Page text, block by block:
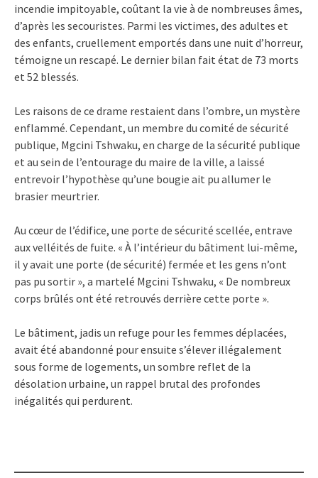
incendie impitoyable, coûtant la vie à de nombreuses âmes,
d’après les secouristes. Parmi les victimes, des adultes et
des enfants, cruellement emportés dans une nuit d’horreur,
témoigne un rescapé. Le dernier bilan fait état de 73 morts
et 52 blessés.
Les raisons de ce drame restaient dans l’ombre, un mystère
enflammé. Cependant, un membre du comité de sécurité
publique, Mgcini Tshwaku, en charge de la sécurité publique
et au sein de l’entourage du maire de la ville, a laissé
entrevoir l’hypothèse qu’une bougie ait pu allumer le
brasier meurtrier.
Au cœur de l’édifice, une porte de sécurité scellée, entrave
aux velléités de fuite. « À l’intérieur du bâtiment lui-même,
il y avait une porte (de sécurité) fermée et les gens n’ont
pas pu sortir », a martelé Mgcini Tshwaku, « De nombreux
corps brûlés ont été retrouvés derrière cette porte ».
Le bâtiment, jadis un refuge pour les femmes déplacées,
avait été abandonné pour ensuite s’élever illégalement
sous forme de logements, un sombre reflet de la
désolation urbaine, un rappel brutal des profondes
inégalités qui perdurent.